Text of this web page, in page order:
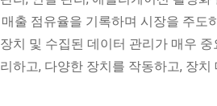
출 점유율을 기록하며 시장을 주도
치 및 수집된 데이터 관리가 매우
하고, 다양한 장치를 작동하고, 장